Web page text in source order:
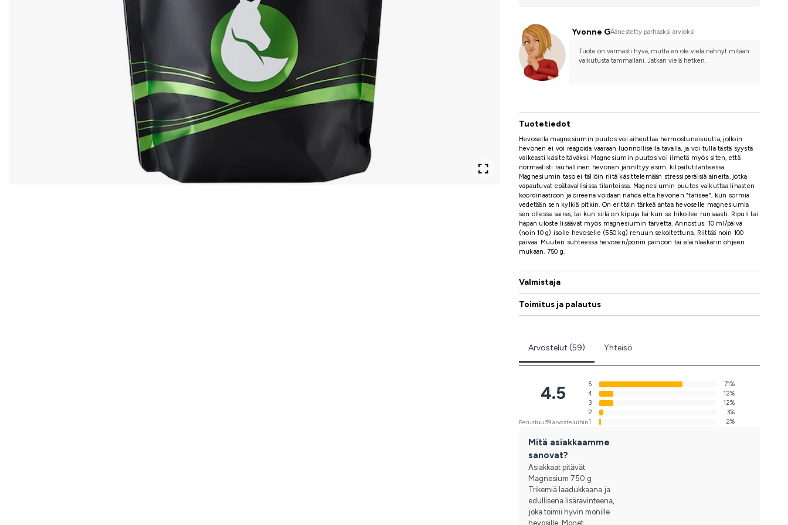
Yvonne GÄänestetty parhaaksi arvioksi
Tuote on varmasti hyvä, mutta en ole vielä nähnyt mitään
vaikutusta tammallani. Jatkan vielä hetken.
Tuotetiedot
Hevosella magnesiumin puutos voi aiheuttaa hermostuneisuutta, jolloin
hevonen ei voi reagoida vaaraan luonnollisella tavalla, ja voi tulla tästä syystä
vaikeasti käsiteltäväksi. Magnesiumin puutos voi ilmetä myös siten, että
normaalisti rauhallinen hevonen jännittyy esim. kilpailutilanteessa.
Magnesiumin taso ei tällöin riitä käsittelemään stressiperäisiä aineita, jotka
vapautuvat epätavallisissa tilanteissa. Magnesiumin puutos vaikuttaa lihasten
koordinaatioon ja oireena voidaan nähdä että hevonen "tärisee", kun sormia
vedetään sen kylkiä pitkin. On erittäin tärkeä antaa hevoselle magnesiumia
sen ollessa sairas, tai kun sillä on kipuja tai kun se hikoilee runsaasti. Ripuli tai
hapan uloste lisäävät myös magnesiumin tarvetta. Annostus: 10 ml/päivä
(noin 10 g) isolle hevoselle (550 kg) rehuun sekoitettuna. Riittää noin 100
päivää. Muuten suhteessa hevosen/ponin painoon tai eläinlääkärin ohjeen
mukaan. 750 g.
Valmistaja
Toimitus ja palautus
Arvostelut (59) Yhteisö
4.5
Perustuu 59 arvosteluihin
5
71%
4
12%
3
12%
2
3%
1
2%
Mitä asiakkaamme
sanovat?
Asiakkaat pitävät
Magnesium 750 g
Trikemiä laadukkaana ja
edullisena lisäravinteena,
joka toimii hyvin monille
hevosille. Monet